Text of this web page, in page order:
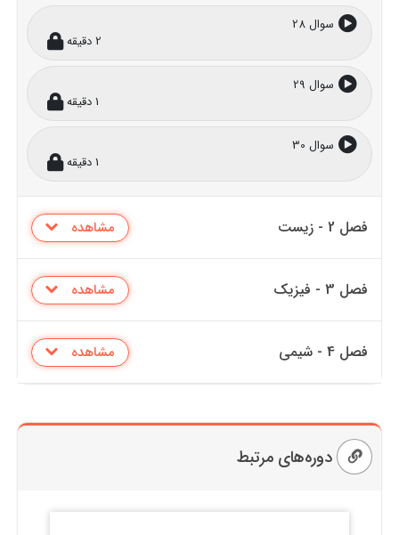
سوال 28
2 دقیقه
سوال 29
1 دقیقه
سوال 30
1 دقیقه
فصل 2 - زیست مشاهده
فصل 3 - فیزیک مشاهده
فصل 4 - شیمی مشاهده
دوره‌های مرتبط